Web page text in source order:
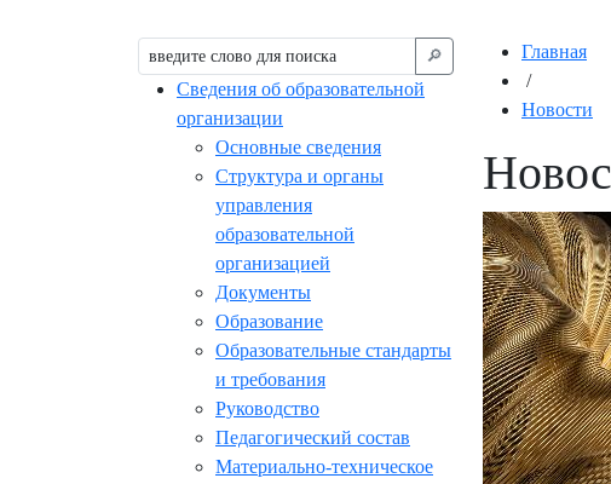
🔎︎
Сведения об образовательной
организации
Основные сведения
Структура и органы
управления
образовательной
организацией
Документы
Образование
Образовательные стандарты
и требования
Руководство
Педагогический состав
Материально-техническое
Главная
/
Новости